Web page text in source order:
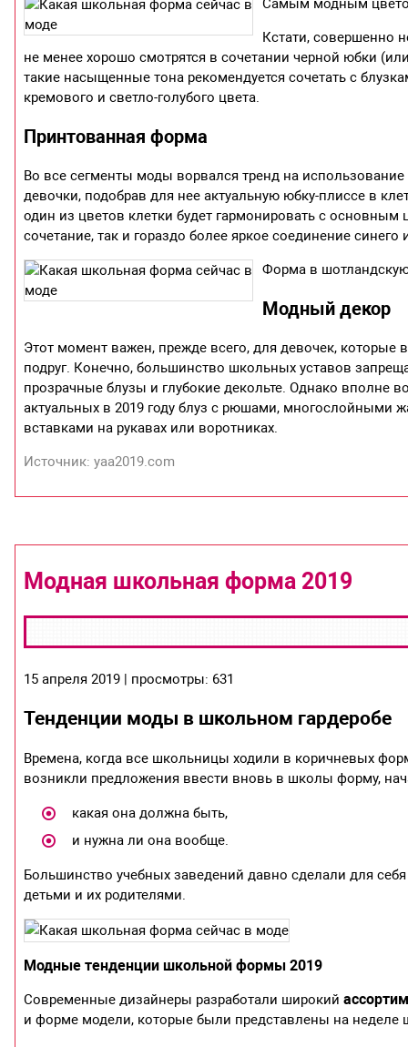
Самым модным
Кстати, совершенно
не менее хорошо смотрятся в сочетании черной юбки
такие насыщенные тона рекомендуется сочетать с
кремового и светло-голубого цвета.
Принтованная форма
Во все сегменты моды ворвался тренд на
девочки, подобрав для нее актуальную юбку-плиссе в
один из цветов клетки будет гармонировать с основным
сочетание, так и гораздо более яркое соединение синего
Форма в шотландскую
Модный декор
Этот момент важен, прежде всего, для девочек,
подруг. Конечно, большинство школьных уставов
прозрачные блузы и глубокие декольте. Однако
актуальных в 2019 году блуз с рюшами, многослойными
вставками на рукавах или воротниках.
Источник: yaa2019.com
Модная школьная форма 2019
15 апреля 2019 | просмотры: 631
Тенденции моды в школьном гардеробе
Времена, когда все школьницы ходили в коричневых
возникли предложения ввести вновь в школы форму,
какая она должна быть,
и нужна ли она вообще.
Большинство учебных заведений давно сделали для
детьми и их родителями.
Модные тенденции школьной формы 2019
Современные дизайнеры разработали широкий
и форме модели, которые были представлены на